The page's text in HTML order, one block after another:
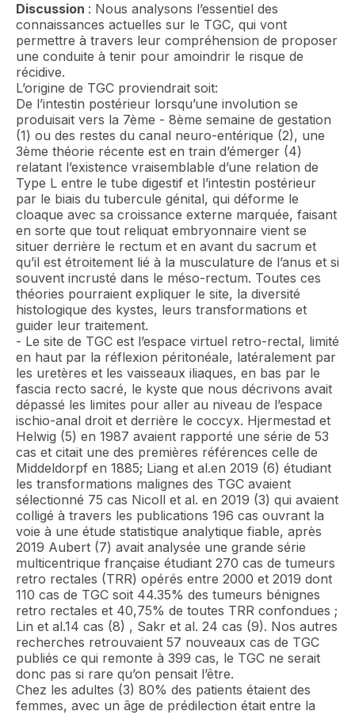
Discussion : Nous analysons l’essentiel des
connaissances actuelles sur le TGC, qui vont
permettre à travers leur compréhension de proposer
une conduite à tenir pour amoindrir le risque de
récidive.
L’origine de TGC proviendrait soit:
De l’intestin postérieur lorsqu’une involution se
produisait vers la 7ème - 8ème semaine de gestation
(1) ou des restes du canal neuro-entérique (2), une
3ème théorie récente est en train d’émerger (4)
relatant l’existence vraisemblable d’une relation de
Type L entre le tube digestif et l’intestin postérieur
par le biais du tubercule génital, qui déforme le
cloaque avec sa croissance externe marquée, faisant
en sorte que tout reliquat embryonnaire vient se
situer derrière le rectum et en avant du sacrum et
qu’il est étroitement lié à la musculature de l’anus et si
souvent incrusté dans le méso-rectum. Toutes ces
théories pourraient expliquer le site, la diversité
histologique des kystes, leurs transformations et
guider leur traitement.
- Le site de TGC est l’espace virtuel retro-rectal, limité
en haut par la réflexion péritonéale, latéralement par
les uretères et les vaisseaux iliaques, en bas par le
fascia recto sacré, le kyste que nous décrivons avait
dépassé les limites pour aller au niveau de l’espace
ischio-anal droit et derrière le coccyx. Hjermestad et
Helwig (5) en 1987 avaient rapporté une série de 53
cas et citait une des premières références celle de
Middeldorpf en 1885; Liang et al.en 2019 (6) étudiant
les transformations malignes des TGC avaient
sélectionné 75 cas Nicoll et al. en 2019 (3) qui avaient
colligé à travers les publications 196 cas ouvrant la
voie à une étude statistique analytique fiable, après
2019 Aubert (7) avait analysée une grande série
multicentrique française étudiant 270 cas de tumeurs
retro rectales (TRR) opérés entre 2000 et 2019 dont
110 cas de TGC soit 44.35% des tumeurs bénignes
retro rectales et 40,75% de toutes TRR confondues ;
Lin et al.14 cas (8) , Sakr et al. 24 cas (9). Nos autres
recherches retrouvaient 57 nouveaux cas de TGC
publiés ce qui remonte à 399 cas, le TGC ne serait
donc pas si rare qu’on pensait l’être.
Chez les adultes (3) 80% des patients étaient des
femmes, avec un âge de prédilection était entre la